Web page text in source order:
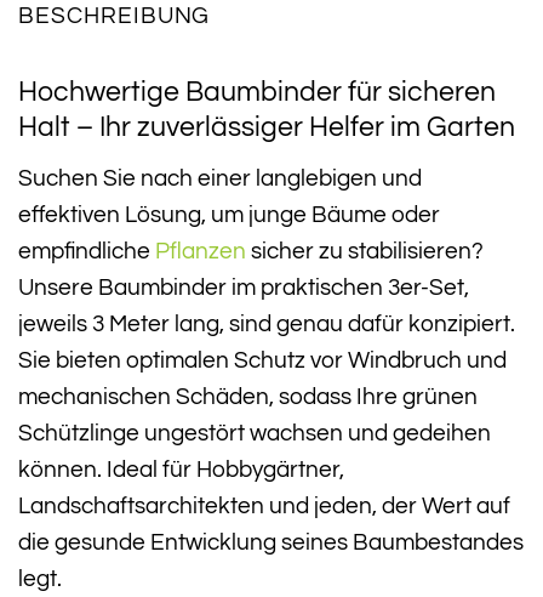
BESCHREIBUNG
Hochwertige Baumbinder für sicheren
Halt – Ihr zuverlässiger Helfer im Garten
Suchen Sie nach einer langlebigen und
effektiven Lösung, um junge Bäume oder
empfindliche Pflanzen sicher zu stabilisieren?
Unsere Baumbinder im praktischen 3er-Set,
jeweils 3 Meter lang, sind genau dafür konzipiert.
Sie bieten optimalen Schutz vor Windbruch und
mechanischen Schäden, sodass Ihre grünen
Schützlinge ungestört wachsen und gedeihen
können. Ideal für Hobbygärtner,
Landschaftsarchitekten und jeden, der Wert auf
die gesunde Entwicklung seines Baumbestandes
legt.